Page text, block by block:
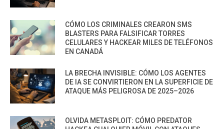
CÓMO LOS CRIMINALES CREARON SMS
BLASTERS PARA FALSIFICAR TORRES
CELULARES Y HACKEAR MILES DE TELÉFONOS
EN CANADÁ
LA BRECHA INVISIBLE: CÓMO LOS AGENTES
DE IA SE CONVIRTIERON EN LA SUPERFICIE DE
ATAQUE MÁS PELIGROSA DE 2025–2026
OLVIDA METASPLOIT: CÓMO PREDATOR